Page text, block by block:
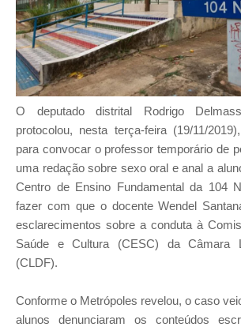
O deputado distrital Rodrigo
protocolou, nesta terça-feira (19/11/
para convocar o professor temporário de
uma redação sobre sexo oral e anal a
Centro de Ensino Fundamental da 104
fazer com que o docente Wendel
esclarecimentos sobre a conduta à
Saúde e Cultura (CESC) da Câmara
(CLDF).
Conforme o Metrópoles revelou, o caso
alunos denunciaram os conteúdos